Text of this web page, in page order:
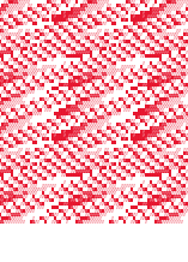
█▓▒░  █▓▒░  █  ░▒██▓▓▒░░░░       █▓▒░  █▓▒░  █
░░  █▓▒░  █▓▒░  █  ░  █▓▓▒▒▒▒░░░ ░░  █▓▒░  █▓▒░  █  ░  █▓▓▒▒▒▒░░░
█▓▒░  █▓▒░  █     █▓▓▓▓▓▒▒▒░░▒░  █▓▒░  █▓▒░  █
█▓▒░  █▓▒░  █ ░░  █▓███▓▓▓▒▒▒▒░  █▓▒░  █▓▒░  █ ░░  █▓███▓▓▓▒▒▒▒░  █▓▒░
█▓▒░  █▓▒░  █▒▒░  █▓███▓█▓▓▓▓▒░  █▓▒░  █▓▒░  █▒▒░  █▓███▓█▓▓▓▓▒░  █▓▒░
█▓▒░  ▓▓▒░  █▓█ ██████▓▒░  █▓▒░  █▓▒░  ▓▓▒░  █▓█ ██████▓▒░  █▓▒░  █▓▒░
██▓▒░  ██       █▓▒░  █▓▒░  █▓▒░ ██▓▒░  ██       █▓▒░  █▓▒░  █▓▒░
█▓▒░           █▓▒░  █▓▒░  █▓▒░  █▓▒░           █▓▒░  █▓▒░  █▓▒░  █▓▒░
░░ ░░  █▓▒░  █▓▒░  █▓▒   █▓▒░    ░░ ░░  █▓▒░  █▓▒░  █▓▒   █▓▒░    ░░
█▓▒░  █▓▒░  █▓░░  █▓▒░░░░░▒░░▒░  █▓▒░  █▓▒░  █▓░░  █▓▒░░░░░▒░░▒░
░▒▓█  ░▒▓█  ░  ░▒▓█  ░▒▓█  ░▒▓█  ░▒▓█  ░▒▓█  ░  ░▒▓█  ░▒▓█  ░▒▓█  ░▒▓█
░▒▓█  ░▒▓█    ░▒▓██  ░▒▓█  ░▒▓█  ░▒▓█  ░▒▓█    ░▒▓██  ░▒▓█  ░▒▓█  ░▒▓█
░▒▓█ ░░░▒▓█ █  ░▒▓█  ░▒▓█  ░▒▓█  ░▒▓█ ░░░▒▓█ █  ░▒▓█  ░▒▓█  ░▒▓█  ░▒▓█
█  ░▒▓█  ░▒▓█  ░▒▓█  ░▒▓█▒▒▒▒▓██ █  ░▒▓█  ░▒▓█  ░▒▓█  ░▒▓█▒▒▒▒▓██
█  ░▒▓█  ░▒▓█  ░▒▓█  ░▒▓▓▓▓▓▓█   █  ░▒▓█  ░▒▓█  ░▒▓█  ░▒▓▓▓▓▓▓█   █
█  ░▒▓█  ░▒▓█  ░▒▓█  ░▒███████   █  ░▒▓█  ░▒▓█  ░▒▓█  ░▒███████   █  ░▒▓█
█  ░▒▓█  ░▒▓█  ░▒▓█  ░           █  ░▒▓█  ░▒▓█  ░▒▓█  ░           █
░▒▓█  ░▒▓█           ░  █  ░▒▓█  ░▒▓█  ░▒▓█           ░  █  ░▒▓█  ░▒▓█
░▒▓█  ░▒▓█ ░░░  ░░░░░░  █  ░▒▓█  ░▒▓█  ░▒▓█ ░░░  ░░░░░░  █  ░▒▓█  ░▒▓█
░▒▓█▒▒▒░░░▒▒▒░▒░  █  ░▒▓█  ░▒▓█  ░▒▓█▒▒▒░░░▒▒▒░▒░  █  ░▒▓█  ░▒▓█
█  ░▒▓█  ░▒▓█  ░▒▓▓▓▓▒░▒▒▓▓▒▒▒░  █  ░▒▓█  ░▒▓█
█  ░▒▓█  ░▒▓█  ░▒███▓▒▒▓▓█▓▓▓▒░  █  ░▒▓█  ░▒▓█
█  ░▒▓█  ░▒▓█  ░   █▓▓▒▓▓█▓█▓▒░  █  ░▒▓█  ░▒▓█  ░   █▓▓▒▓▓█▓█▓▒░
█  ░▒▓█  ░▒▓█      ██▓▓█████▓▒░  █  ░▒▓█  ░▒▓█      ██▓▓█████▓▒░  █  ░▒▓█
█  ░▒▓█  ░▒▓█ ░░░   ███    █▓▒░  █  ░▒▓█  ░▒▓█ ░░░   ███    █▓▒░  █  ░▒▓█
░▒▓█▒▒▒░     █    █▓▒░  █  ░▒▓█  ░▒▓█▒▒▒░     █    █▓▒░  █  ░▒▓█
░▒▓▓▓▓▒░░         █▓▒░  █  ░▒▓█  ░▒▓▓▓▓▒░░         █▓▒░  █  ░▒▓█
░  █▓▒░  █  ░▒▓█  ░▒███▓▒▒░░░    ░  █▓▒░  █  ░▒▓█  ░▒███▓▒▒░░░
█▓▒░  █  ░▒▓█  ░   █▓▓▒▒▒░░░░░░  █▓▒░  █  ░▒▓█  ░   █▓▓▒▒▒░░░░░░
█▓▒░  █  ░▒▓█      ██▓▓▓▒▒▒▒▒▒░  █▓▒░  █  ░▒▓█      ██▓▓▓▒▒▒▒▒▒░
█▓▒░  █  ░▒▓█ ░░░   ███▓▓▓▓▓▓▒░  █▓▒░  █  ░▒▓█ ░░░   ███▓▓▓▓▓▓▒░  █▓▒░  █
█  ░▒▓█▒▒▒░     ██████▓▒░  █▓▒░  █  ░▒▓█▒▒▒░     ██████▓▒░  █▓▒░  █
░▒▓▓▓▒▒░          █▓▒░  █▓▒░  █  ░▒▓▓▓▒▒░          █▓▒░  █▓▒░  █
█▓▒░  █▓▒░  █  ░▒██▓▓▒░░░░       █▓▒░  █▓▒░  █
░░  █▓▒░  █▓▒░  █  ░  █▓▓▒▒▒▒░░░ ░░  █▓▒░  █▓▒░  █  ░  █▓▓▒▒▒▒░░░
█▓▒░  █▓▒░  █     █▓▓▓▓▓▒▒▒░░▒░  █▓▒░  █▓▒░  █
█▓▒░  █▓▒░  █ ░░  █▓███▓▓▓▒▒▒▒░  █▓▒░  █▓▒░  █ ░░  █▓███▓▓▓▒▒▒▒░  █▓▒░
█▓▒░  █▓▒░  █▒▒░  █▓███▓█▓▓▓▓▒░  █▓▒░  █▓▒░  █▒▒░  █▓███▓█▓▓▓▓▒░  █▓▒░
█▓▒░  ▓▓▒░  █▓█ ██████▓▒░  █▓▒░  █▓▒░  ▓▓▒░  █▓█ ██████▓▒░  █▓▒░  █▓▒░
██▓▒░  ██       █▓▒░  █▓▒░  █▓▒░ ██▓▒░  ██       █▓▒░  █▓▒░  █▓▒░
█▓▒░           █▓▒░  █▓▒░  █▓▒░  █▓▒░           █▓▒░  █▓▒░  █▓▒░  █▓▒░
░░ ░░  █▓▒░  █▓▒░  █▓▒   █▓▒░    ░░ ░░  █▓▒░  █▓▒░  █▓▒   █▓▒░    ░░
█▓▒░  █▓▒░  █▓░░  █▓▒░░░░░▒░░▒░  █▓▒░  █▓▒░  █▓░░  █▓▒░░░░░▒░░▒░
░▒▓█  ░▒▓█  ░  ░▒▓█  ░▒▓█  ░▒▓█  ░▒▓█  ░▒▓█  ░  ░▒▓█  ░▒▓█  ░▒▓█  ░▒▓█
░▒▓█  ░▒▓█    ░▒▓██  ░▒▓█  ░▒▓█  ░▒▓█  ░▒▓█    ░▒▓██  ░▒▓█  ░▒▓█  ░▒▓█
░▒▓█ ░░░▒▓█ █  ░▒▓█  ░▒▓█  ░▒▓█  ░▒▓█ ░░░▒▓█ █  ░▒▓█  ░▒▓█  ░▒▓█  ░▒▓█
█  ░▒▓█  ░▒▓█  ░▒▓█  ░▒▓█▒▒▒▒▓██ █  ░▒▓█  ░▒▓█  ░▒▓█  ░▒▓█▒▒▒▒▓██
█  ░▒▓█  ░▒▓█  ░▒▓█  ░▒▓▓▓▓▓▓█   █  ░▒▓█  ░▒▓█  ░▒▓█  ░▒▓▓▓▓▓▓█   █
█  ░▒▓█  ░▒▓█  ░▒▓█  ░▒███████   █  ░▒▓█  ░▒▓█  ░▒▓█  ░▒███████   █  ░▒▓█
█  ░▒▓█  ░▒▓█  ░▒▓█  ░           █  ░▒▓█  ░▒▓█  ░▒▓█  ░           █
░▒▓█  ░▒▓█           ░  █  ░▒▓█  ░▒▓█  ░▒▓█           ░  █  ░▒▓█  ░▒▓█
░▒▓█  ░▒▓█ ░░░  ░░░░░░  █  ░▒▓█  ░▒▓█  ░▒▓█ ░░░  ░░░░░░  █  ░▒▓█  ░▒▓█
░▒▓█▒▒▒░░░▒▒▒░▒░  █  ░▒▓█  ░▒▓█  ░▒▓█▒▒▒░░░▒▒▒░▒░  █  ░▒▓█  ░▒▓█
█  ░▒▓█  ░▒▓█  ░▒▓▓▓▓▒░▒▒▓▓▒▒▒░  █  ░▒▓█  ░▒▓█
█  ░▒▓█  ░▒▓█  ░▒███▓▒▒▓▓█▓▓▓▒░  █  ░▒▓█  ░▒▓█
█  ░▒▓█  ░▒▓█  ░   █▓▓▒▓▓█▓█▓▒░  █  ░▒▓█  ░▒▓█  ░   █▓▓▒▓▓█▓█▓▒░
█  ░▒▓█  ░▒▓█      ██▓▓█████▓▒░  █  ░▒▓█  ░▒▓█      ██▓▓█████▓▒░  █  ░▒▓█
█  ░▒▓█  ░▒▓█ ░░░   ███    █▓▒░  █  ░▒▓█  ░▒▓█ ░░░   ███    █▓▒░  █  ░▒▓█
░▒▓█▒▒▒░     █    █▓▒░  █  ░▒▓█  ░▒▓█▒▒▒░     █    █▓▒░  █  ░▒▓█
░▒▓▓▓▓▒░░         █▓▒░  █  ░▒▓█  ░▒▓▓▓▓▒░░         █▓▒░  █  ░▒▓█
░  █▓▒░  █  ░▒▓█  ░▒███▓▒▒░░░    ░  █▓▒░  █  ░▒▓█  ░▒███▓▒▒░░░
█▓▒░  █  ░▒▓█  ░   █▓▓▒▒▒░░░░░░  █▓▒░  █  ░▒▓█  ░   █▓▓▒▒▒░░░░░░